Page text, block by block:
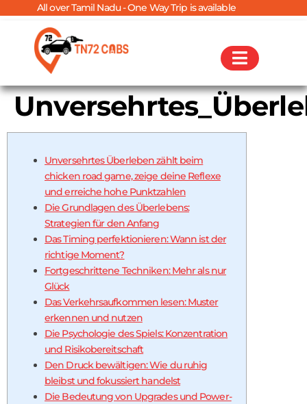
Tamil Nadu - One Way Trip is available
Unversehrtes Überleben zählt beim
chicken road game, zeige deine Reflexe
und erreiche hohe Punktzahlen
Die Grundlagen des Überlebens:
Strategien für den Anfang
Das Timing perfektionieren: Wann ist der
richtige Moment?
Fortgeschrittene Techniken: Mehr als nur
Glück
Das Verkehrsaufkommen lesen: Muster
erkennen und nutzen
Die Psychologie des Spiels: Konzentration
und Risikobereitschaft
Den Druck bewältigen: Wie du ruhig
bleibst und fokussiert handelst
Die Bedeutung von Upgrades und Power-